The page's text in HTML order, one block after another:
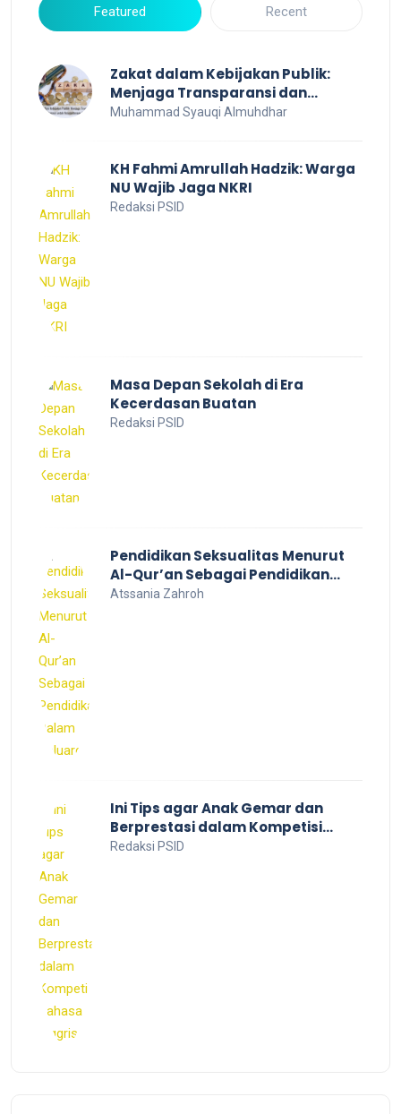
Featured Recent
Zakat dalam Kebijakan Publik:
Menjaga Transparansi dan
Efisiensi untuk Kesejahteraan
Muhammad Syauqi Almuhdhar
KH Fahmi Amrullah Hadzik: Warga
NU Wajib Jaga NKRI
Redaksi PSID
Masa Depan Sekolah di Era
Kecerdasan Buatan
Redaksi PSID
Pendidikan Seksualitas Menurut
Al-Qur’an Sebagai Pendidikan
Dalam Keluarga
Atssania Zahroh
Ini Tips agar Anak Gemar dan
Berprestasi dalam Kompetisi
Bahasa Inggris
Redaksi PSID